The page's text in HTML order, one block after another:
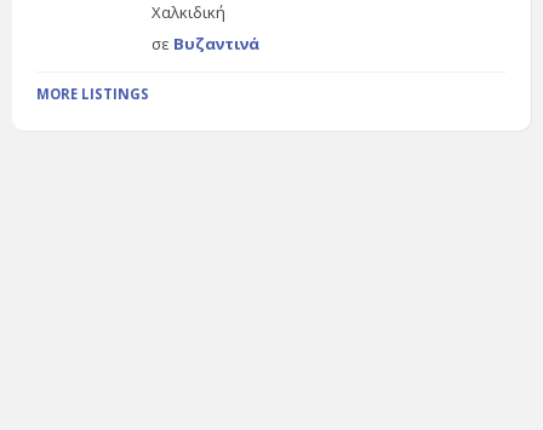
Χαλκιδική
σε Βυζαντινά
MORE LISTINGS